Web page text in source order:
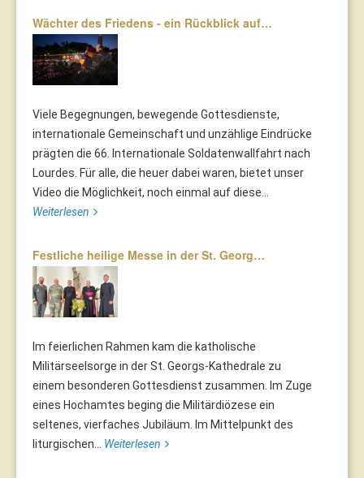
Wächter des Friedens - ein Rückblick auf…
Viele Begegnungen, bewegende Gottesdienste,
internationale Gemeinschaft und unzählige Eindrücke
prägten die 66. Internationale Soldatenwallfahrt nach
Lourdes. Für alle, die heuer dabei waren, bietet unser
Video die Möglichkeit, noch einmal auf diese...
Weiterlesen
Festliche heilige Messe in der St. Georg…
Im feierlichen Rahmen kam die katholische
Militärseelsorge in der St. Georgs-Kathedrale zu
einem besonderen Gottesdienst zusammen. Im Zuge
eines Hochamtes beging die Militärdiözese ein
seltenes, vierfaches Jubiläum. Im Mittelpunkt des
liturgischen... Weiterlesen